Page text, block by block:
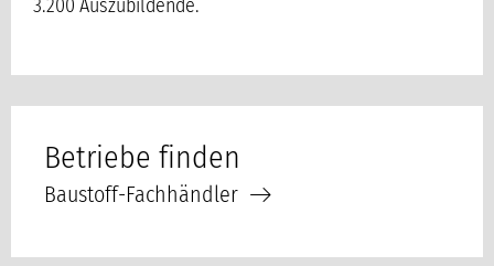
3.200 Auszubildende.
Betriebe finden
Baustoff-Fachhändler